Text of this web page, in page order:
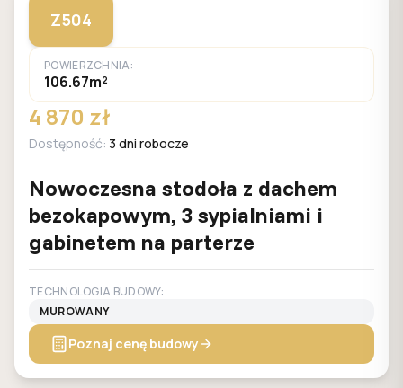
Z504
POWIERZCHNIA:
106.67m²
4 870 zł
Dostępność: 3 dni robocze
Nowoczesna stodoła z dachem
bezokapowym, 3 sypialniami i
gabinetem na parterze
TECHNOLOGIA BUDOWY:
MUROWANY
Poznaj cenę budowy